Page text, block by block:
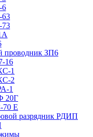
6
63
73
проводник ЗП6
16
1
2
1
20Г
70 Е
разрядник РДИП